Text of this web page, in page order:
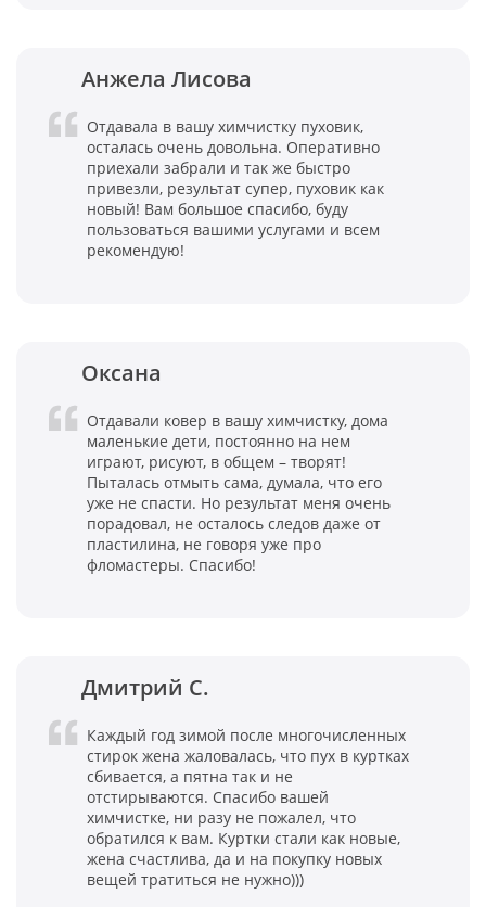
Анжела Лисова
Отдавала в вашу химчистку пуховик,
осталась очень довольна. Оперативно
приехали забрали и так же быстро
привезли, результат супер, пуховик как
новый! Вам большое спасибо, буду
пользоваться вашими услугами и всем
рекомендую!
Оксана
Отдавали ковер в вашу химчистку, дома
маленькие дети, постоянно на нем
играют, рисуют, в общем – творят!
Пыталась отмыть сама, думала, что его
уже не спасти. Но результат меня очень
порадовал, не осталось следов даже от
пластилина, не говоря уже про
фломастеры. Спасибо!
Дмитрий С.
Каждый год зимой после многочисленных
стирок жена жаловалась, что пух в куртках
сбивается, а пятна так и не
отстирываются. Спасибо вашей
химчистке, ни разу не пожалел, что
обратился к вам. Куртки стали как новые,
жена счастлива, да и на покупку новых
вещей тратиться не нужно)))